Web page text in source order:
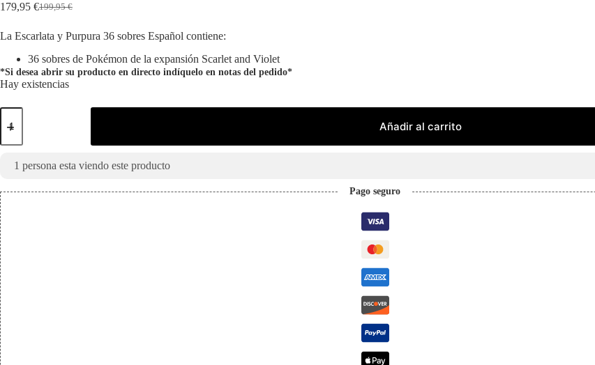
199,95€
El
original
199,95 €.
179,95 €El
actual
179,95 €.
La Escarlata y Purpura 36 sobres Español contiene:
36 sobres de Pokémon de la expansión Scarlet and Violet
*Si desea abrir su producto en directo indíquelo en notas del pedido*
Hay existencias
Caja
Escarlata
Purpura
sobres
Pokémon
cantidad
Añadir al carrito
1 persona esta viendo este producto
Pago seguro